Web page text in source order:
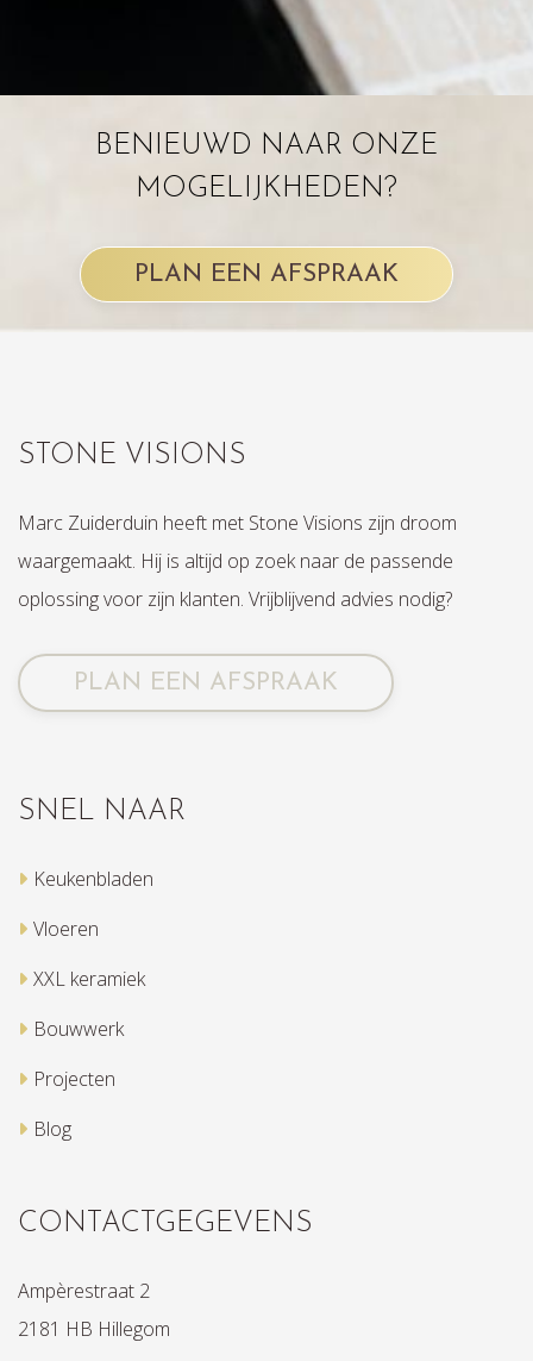
BENIEUWD NAAR ONZE
MOGELIJKHEDEN?
PLAN EEN AFSPRAAK
STONE VISIONS
Marc Zuiderduin heeft met Stone Visions zijn droom
waargemaakt. Hij is altijd op zoek naar de passende
oplossing voor zijn klanten. Vrijblijvend advies nodig?
PLAN EEN AFSPRAAK
SNEL NAAR
Keukenbladen
Vloeren
XXL keramiek
Bouwwerk
Projecten
Blog
CONTACTGEGEVENS
Ampèrestraat 2
2181 HB Hillegom